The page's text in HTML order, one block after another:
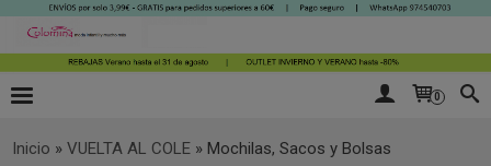
0
Inicio » VUELTA AL COLE » Mochilas, Sacos y Bolsas